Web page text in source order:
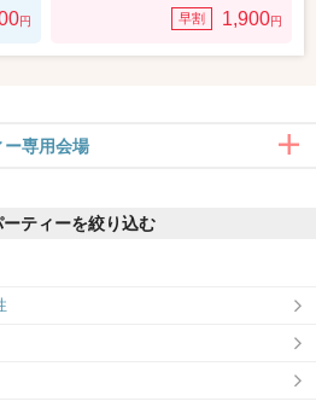
円 早割 1,900円
ー専用会場
ーティーを絞り込む